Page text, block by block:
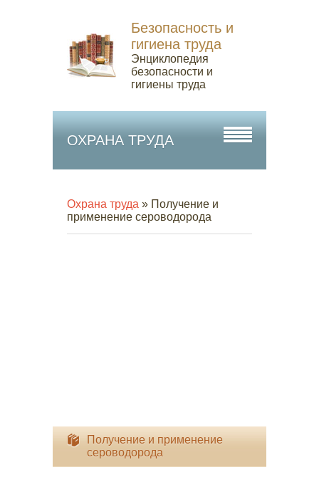
Безопасность и
гигиена труда
Энциклопедия
безопасности и
гигиены труда
ОХРАНА ТРУДА
Охрана труда » Получение и
применение сероводорода
Получение и применение
сероводорода